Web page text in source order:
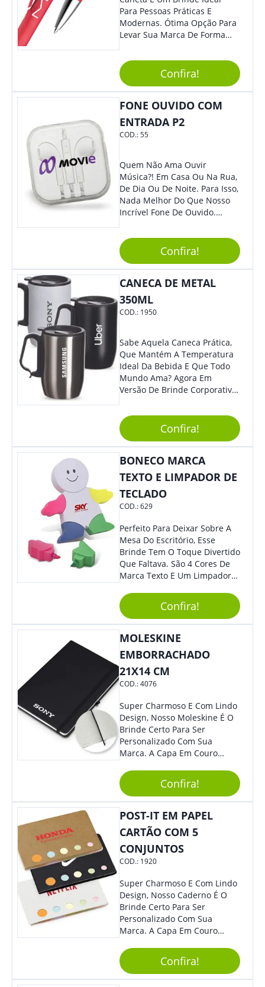
Certamente Agregará Grande
Destaque À Sua Marca.
Para Pessoas Práticas E
Modernas. Ótima Opção Para
Levar Sua Marca De Forma
Sua Empresa Em Eventos,
Reuniões Corporativas Ou Até
Mesmo Para Presentear
Colaboradores E Parceiros De
Sua Empresa.
Confira!
FONE OUVIDO COM
ENTRADA P2
COD.:55
Quem Não Ama Ouvir
Música?! Em Casa Ou Na Rua,
De Dia Ou De Noite. Para Isso,
Nada Melhor Do Que Nosso
Incrível Fone De Ouvido.
De Excelente Qualidade, E
Contando Com Tamanho De
Fio Ideal Para Se Movimentar
Com Mais Liberdade, É O
Brinde Que Seus Clientes E
Colaboradores Mais Querem!
Não Fique De Fora! Ofereça
Em Eventos, Feiras E
Marca Em Grande Destaque.
Confira!
CANECA DE METAL
350ML
COD.: 1950
Sabe Aquela Caneca Prática,
Que Mantém A Temperatura
Ideal Da Bebida E Que Todo
Mundo Ama? Agora Em
Versão De Brinde Corporativo
Sua Marca Com Muito Estilo E
Acrescentar Ainda Mais
Praticidade À Eventos E Feiras
De Exposição.
Confira!
BONECO MARCA
TEXTO E LIMPADOR DE
TECLADO
COD.:629
Perfeito Para Deixar Sobre A
Mesa Do Escritório, Esse
Brinde Tem O Toque Divertido
Que Faltava. São 4 Cores De
Marca Texto E Um Limpador
Boneco. Demais, Não É?
Personalize Com Sua Marca.
Super Criativo, Seus Clientes E
Colaboradores Irão Adorar.
Confira!
MOLESKINE
EMBORRACHADO
21X14 CM
COD.:4076
Super Charmoso E Com Lindo
Design, Nosso Moleskine É O
Brinde Certo Para Ser
Personalizado Com Sua
Marca. A Capa Em Couro
Elástico Permite Maior
Segurança Ao Carregá-Lo.
Ofereça A Seus Clientes E
Colaboradores, Sem Dúvidas
Eles Irão Adorar.
Confira!
POST-IT EM PAPEL
CARTÃO COM 5
CONJUNTOS
COD.: 1920
Super Charmoso E Com Lindo
Design, Nosso Caderno É O
Brinde Certo Para Ser
Personalizado Com Sua
Marca. A Capa Em Couro
Elástico Permite Maior
Segurança Ao Carregá-Lo.
Ofereça A Seus Clientes E
Confira!